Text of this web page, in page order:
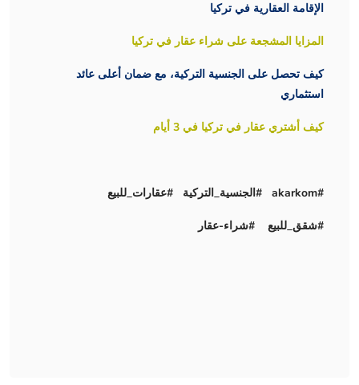
الإقامة العقارية في تركيا
المزايا المشجعة على شراء عقار في تركيا
كيف تحصل على الجنسية التركية، مع ضمان أعلى عائد
استثماري
كيف أشتري عقار في تركيا في 3 أيام
#akarkom #الجنسية_التركية #عقارات_للبيع
#شقق_للبيع #شراء-عقار